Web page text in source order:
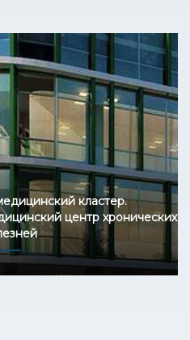
кластер.
центр хронических